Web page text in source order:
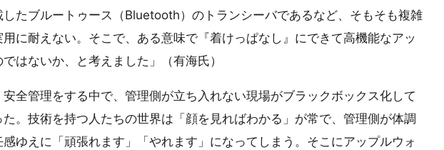
したブルートゥース（Bluetooth）のトランシーバであるなど、そもそも複雑
に耐えない。そこで、ある意味で『着けっぱなし』にできて高機能なアッ
はないか、と考えました」（有海氏）
全管理をする中で、管理側が立ち入れない現場がブラックボックス化して
。技術を持つ人たちの世界は「顔を見ればわかる」が常で、管理側が体調
ゆえに「頑張れます」「やれます」になってしまう。そこにアップルウォ